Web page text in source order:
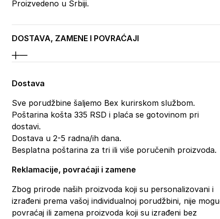
Proizvedeno u Srbiji.
DOSTAVA, ZAMENE I POVRAĆAJI
Dostava
Sve porudžbine šaljemo Bex kurirskom službom.
Poštarina košta 335 RSD i plaća se gotovinom pri
dostavi.
Dostava u 2-5 radna/ih dana.
Besplatna poštarina za tri ili više poručenih proizvoda.
Reklamacije, povraćaji i zamene
Zbog prirode naših proizvoda koji su personalizovani i
izrađeni prema vašoj individualnoj porudžbini, nije
povraćaj ili zamena proizvoda koji su izrađeni bez